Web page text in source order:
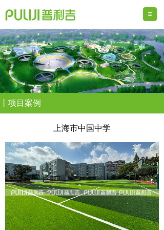
丨项目案例
上海市中国中学